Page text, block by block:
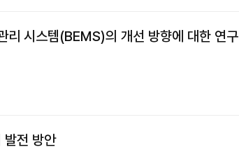
리 시스템(BEMS)의 개선 방향에 대한 연구
발전 방안